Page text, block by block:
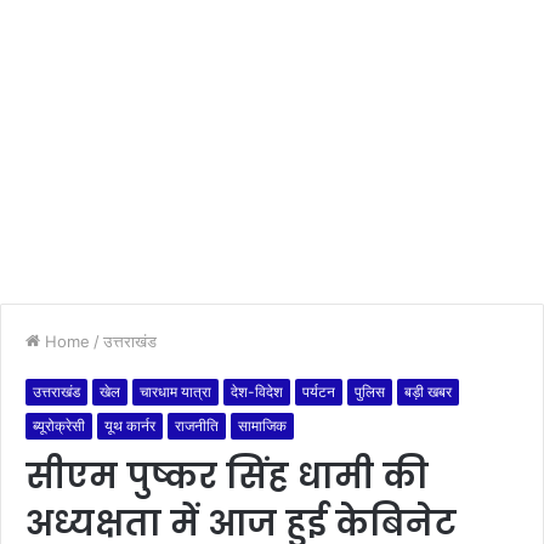
Home / उत्तराखंड
उत्तराखंड खेल चारधाम यात्रा देश-विदेश पर्यटन पुलिस
बड़ी खबर
ब्यूरोक्रेसी
यूथ कार्नर राजनीति सामाजिक
सीएम पुष्कर सिंह धामी की
अध्यक्षता में आज हुई केबिनेट